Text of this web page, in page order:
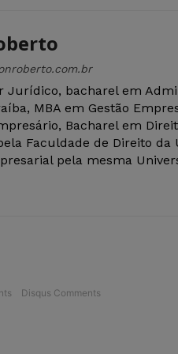
Jurídico, bacharel em
MBA em Gestão
Bacharel em
Faculdade de Direito da
pela mesma
Disqus Comments